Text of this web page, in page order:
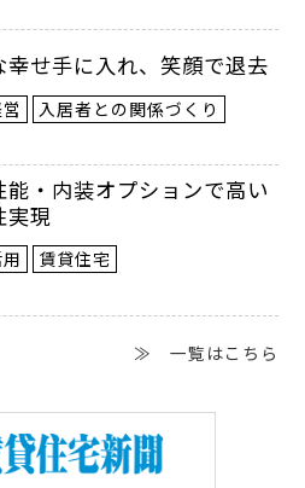
んは母親の介護をしな
、さらにシングルファ
と共に孫の世話もする
ため美容室を思うよう
ト料の支払いを滞ら
った。それを知った
いと思い「店舗を一緒
いた。
幸せ手に入れ、笑顔で退去
入居者との関係づくり
能・内装オプションで高い
実現
賃貸住宅
≫ 一覧はこちら